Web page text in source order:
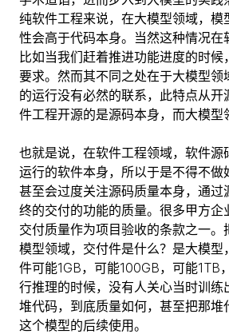
纯软件工程来说，在大模型领域，模
性会高于代码本身。当然这种情况在
比如当我们赶着推进功能进度的时
要求。然而其不同之处在于大模型领
的运行没有必然的联系，此特点从开
件工程开源的是源码本身，而大模型
也就是说，在软件工程领域，软件源
运行的软件本身，所以于是不得不做
甚至会过度关注源码质量本身，通过
终的交付的功能的质量。很多甲方企
交付质量作为项目验收的条款之一。
模型领域，交付件是什么？是大模型
件可能1GB，可能100GB，可能1TB
行推理的时候，没有人关心当时训练
堆代码，到底质量如何，甚至把那堆
这个模型的后续使用。